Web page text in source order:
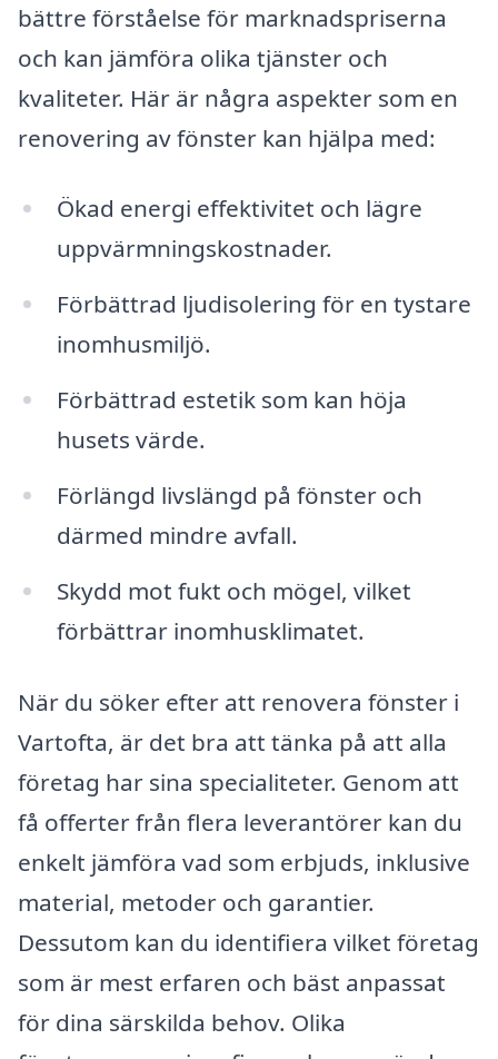
bättre förståelse för marknadspriserna
och kan jämföra olika tjänster och
kvaliteter. Här är några aspekter som en
renovering av fönster kan hjälpa med:
Ökad energi effektivitet och lägre
uppvärmningskostnader.
Förbättrad ljudisolering för en tystare
inomhusmiljö.
Förbättrad estetik som kan höja
husets värde.
Förlängd livslängd på fönster och
därmed mindre avfall.
Skydd mot fukt och mögel, vilket
förbättrar inomhusklimatet.
När du söker efter att renovera fönster i
Vartofta, är det bra att tänka på att alla
företag har sina specialiteter. Genom att
få offerter från flera leverantörer kan du
enkelt jämföra vad som erbjuds, inklusive
material, metoder och garantier.
Dessutom kan du identifiera vilket företag
som är mest erfaren och bäst anpassat
för dina särskilda behov. Olika